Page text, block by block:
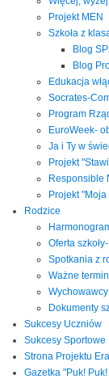
Projekt MEN
Szkoła z
Blog
Blog
Edukacja
Socrates-
Program
EuroWeek-
Ja i Ty w
Projekt
Responsible
Projekt
Rodzice
Oferta
Spotkania z
Ważne
Dokumenty
Sukcesy Uczniów
Sukcesy Sportowe
Strona Projektu
Gazetka "Puk!